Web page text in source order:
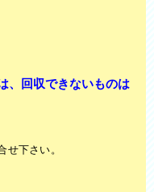
、回収できないものは
下さい。